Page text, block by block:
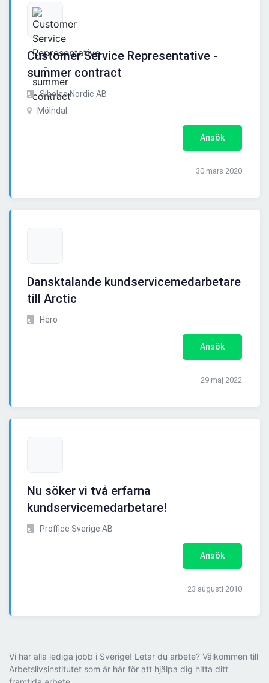
Customer Service Representative -
summer contract
Sibelco Nordic AB
Mölndal
Ansök
30 mars 2020
Dansktalande kundservicemedarbetare
till Arctic
Hero
Ansök
29 maj 2022
Nu söker vi två erfarna
kundservicemedarbetare!
Proffice Sverige AB
Ansök
23 augusti 2010
Vi har alla lediga jobb i Sverige! Letar du arbete? Välkommen till
Arbetslivsinstitutet som är här för att hjälpa dig hitta ditt